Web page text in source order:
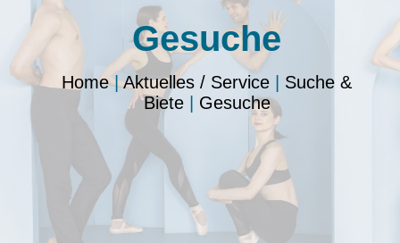
Gesuche
Home|Aktuelles / Service
Suche &
Biete| Gesuche